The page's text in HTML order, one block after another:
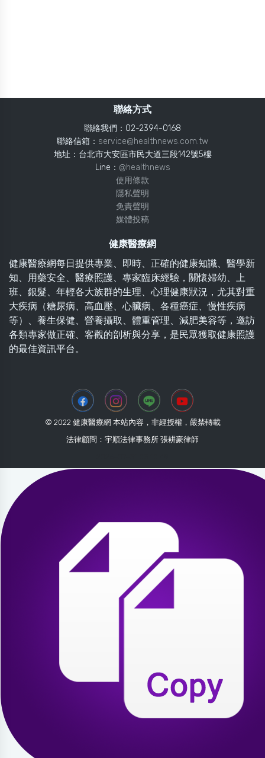
聯絡方式
聯絡我們：02-2394-0168
聯絡信箱： service@healthnews.com.tw
地址：台北市大安區市民大道三段142號5樓
Line： @healthnews
使用條款
隱私聲明
免責聲明
媒體投稿
健康醫療網
健康醫療網每日提供專業、即時、正確的健康知識、醫學新
知、用藥安全、醫療照護、專家臨床經驗，關懷婦幼、上
班、銀髮、年輕各大族群的生理、心理健康狀況，尤其對重
大疾病（糖尿病、高血壓、心臟病、各種癌症、慢性疾病
等）、養生保健、營養攝取、體重管理、減肥美容等，邀訪
各類專家做正確、客觀的剖析與分享，是民眾獲取健康照護
的最佳資訊平台。
© 2022 健康醫療網 本站內容，非經授權，嚴禁轉載
法律顧問：宇順法律事務所 張耕豪律師